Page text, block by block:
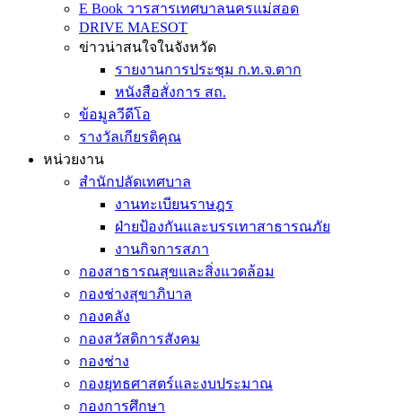
E Book วารสารเทศบาลนครแม่สอด
DRIVE MAESOT
ข่าวน่าสนใจในจังหวัด
รายงานการประชุม ก.ท.จ.ตาก
หนังสือสั่งการ สถ.
ข้อมูลวีดีโอ
รางวัลเกียรติคุณ
หน่วยงาน
สำนักปลัดเทศบาล
งานทะเบียนราษฎร
ฝ่ายป้องกันและบรรเทาสาธารณภัย
งานกิจการสภา
กองสาธารณสุขและสิ่งแวดล้อม
กองช่างสุขาภิบาล
กองคลัง
กองสวัสดิการสังคม
กองช่าง
กองยุทธศาสตร์และงบประมาณ
กองการศึกษา